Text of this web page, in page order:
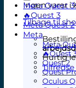
Ingen varer i
Tilbage til
Hurtig
Meta Quest
🔥Quest 3
Meta Quest 2
Meta
Meta
🔥Quest
Quest 2
Quest
Oculus